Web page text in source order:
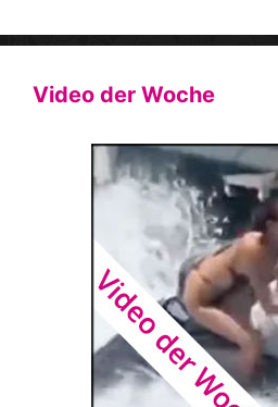
Video der Woche